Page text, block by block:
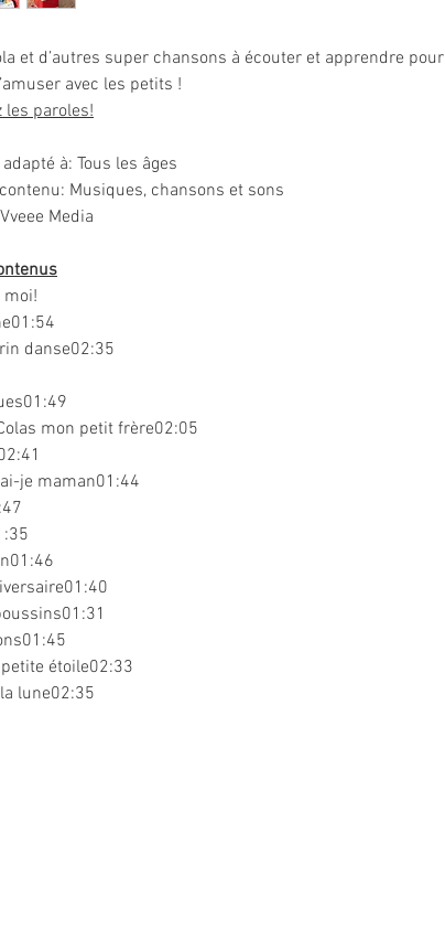
et d’autres super chansons à écouter et apprendre pour
avec les petits !
les paroles!
à: Tous les âges
Musiques, chansons et sons
Vveee Media
moi!
danse02:35
mon petit frère02:05
je maman01:44
étoile02:33
lune02:35